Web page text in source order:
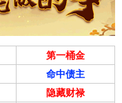
第一桶金
命中债主
隐藏财禄